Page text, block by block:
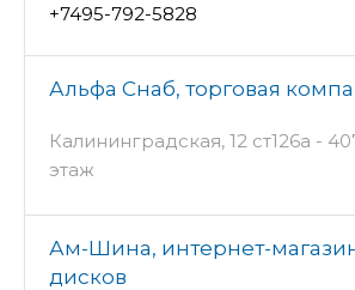
+7495-792-5828
Альфа Снаб, торговая
Калининградская, 12 ст126а -
этаж
Ам-Шина, интернет-
дисков